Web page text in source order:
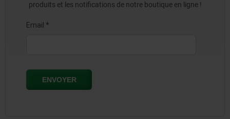
produits et les notifications de notre boutique en ligne !